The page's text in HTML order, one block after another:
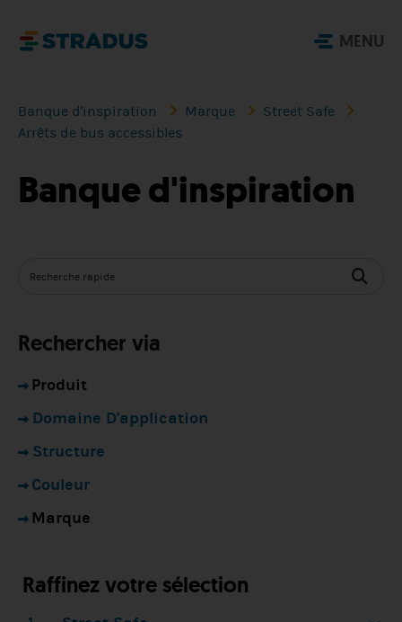
MENU
Banque d'inspiration Marque
Street Safe
Arrêts de bus accessibles
Banque d'inspiration
Rechercher via
Produit
Domaine D'application
Structure
Couleur
Marque
Raffinez votre sélection